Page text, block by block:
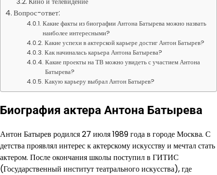
Вопрос-ответ:
Какие факты из биографии Антона Батырева можно назвать
наиболее интересными?
Какие успехи в актерской карьере достиг Антон Батырев?
Как начиналась карьера Антона Батырева?
Какие проекты на ТВ можно увидеть с участием Антона
Батырева?
Какую карьеру выбрал Антон Батырев?
Биография актера Антона Батырева
Антон Батырев родился 27 июля 1989 года в городе Москва. С
детства проявлял интерес к актерскому искусству и мечтал стать
актером. После окончания школы поступил в ГИТИС
(Государственный институт театрального искусства), где